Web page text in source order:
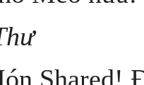
Shared!